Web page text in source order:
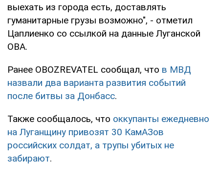
выехать из города есть, доставлять
гуманитарные грузы возможно", - отметил
Цаплиенко со ссылкой на данные Луганской
ОВА.
Ранее OBOZREVATEL сообщал, что в МВД
назвали два варианта развития событий
после битвы за Донбасс.
Также сообщалось, что оккупанты ежедневно
на Луганщину привозят 30 КамАЗов
российских солдат, а трупы убитых не
забирают.